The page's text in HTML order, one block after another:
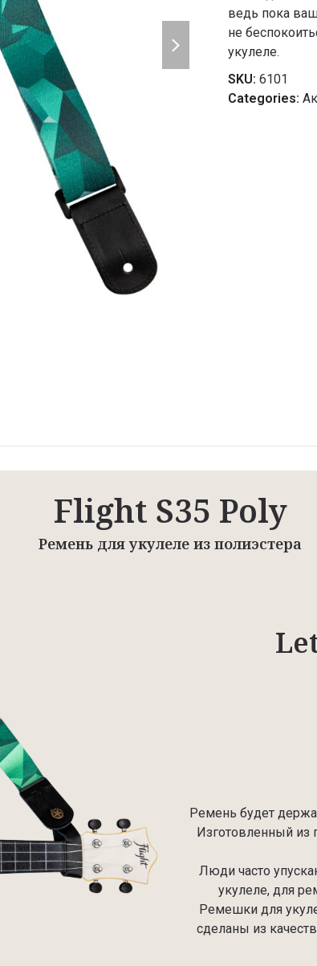
slide
ведь пока
не
укулеле.
SKU: 6101
Categories:
Flight S35 Poly
Ремень для укулеле из полиэстера
Ремень будет
Изготовленный из
Люди часто
укулеле, для
Ремешки для
сделаны из